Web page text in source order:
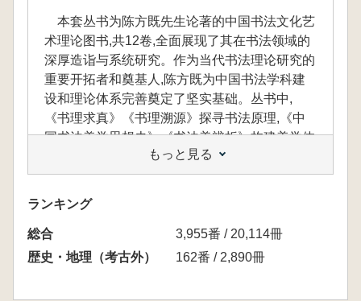
本套丛书为陈方既先生论著的中国书法文化艺
术理论图书,共12卷,全面展现了其在书法领域的
深厚造诣与系统研究。作为当代书法理论研究的
重要开拓者和奠基人,陈方既为中国书法学科建
设和理论体系完善奠定了坚实基础。丛书中,
《书理求真》《书理溯源》探寻书法原理,《中
国书法美学思想史》《书法美辨析》构建美学体
系,《书法技法意识》《书法创作中的美学问
题》兼顾实践与理论。从书法精神到技法意识,
从历史溯源到当代思考,全套丛书体现了稳健朴
实的学风,对当代书法理论研究的兴盛起到积极
引领作用,是书法研究者的重要参考。
もっと見る
ランキング
総合
3,955番 / 20,114冊
歴史・地理（考古外）
162番 / 2,890冊